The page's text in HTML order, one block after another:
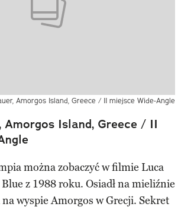
Amorgos Island, Greece / II miejsce Wide-Angle
Amorgos Island, Greece / II
można zobaczyć w filmie Luca
z 1988 roku. Osiadł na mieliźnie
wyspie Amorgos w Grecji. Sekret